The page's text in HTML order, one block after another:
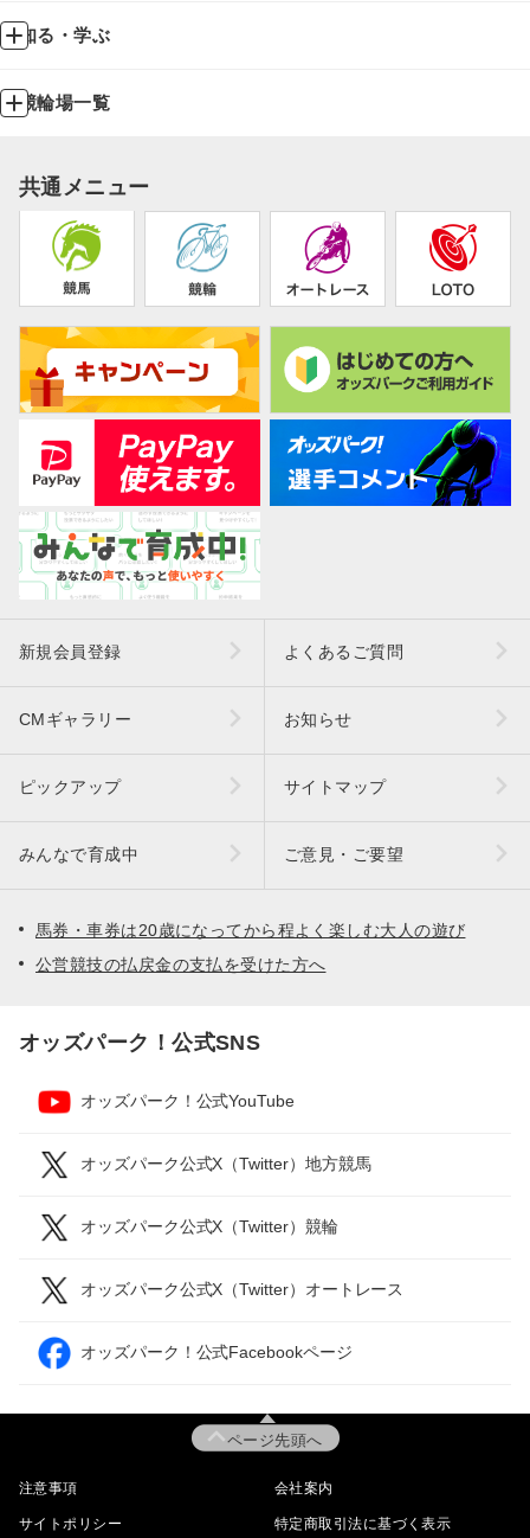
知る・学ぶ
競輪場一覧
共通メニュー
新規会員登録 よくあるご質問
CMギャラリー お知らせ
ピックアップ サイトマップ
みんなで育成中 ご意見・ご要望
馬券・車券は20歳になってから程よく楽しむ大人の遊び
公営競技の払戻金の支払を受けた方へ
オッズパーク！公式SNS
オッズパーク！公式YouTube
オッズパーク公式X（Twitter）地方競馬
オッズパーク公式X（Twitter）競輪
オッズパーク公式X（Twitter）オートレース
オッズパーク！公式Facebookページ
ページ先頭へ
注意事項 会社案内
サイトポリシー 特定商取引法に基づく表示